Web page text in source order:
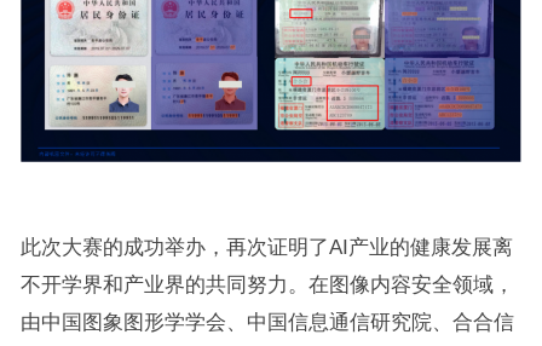
此次大赛的成功举办，再次证明了AI产业的健康发展离
不开学界和产业界的共同努力。在图像内容安全领域，
由中国图象图形学学会、中国信息通信研究院、合合信